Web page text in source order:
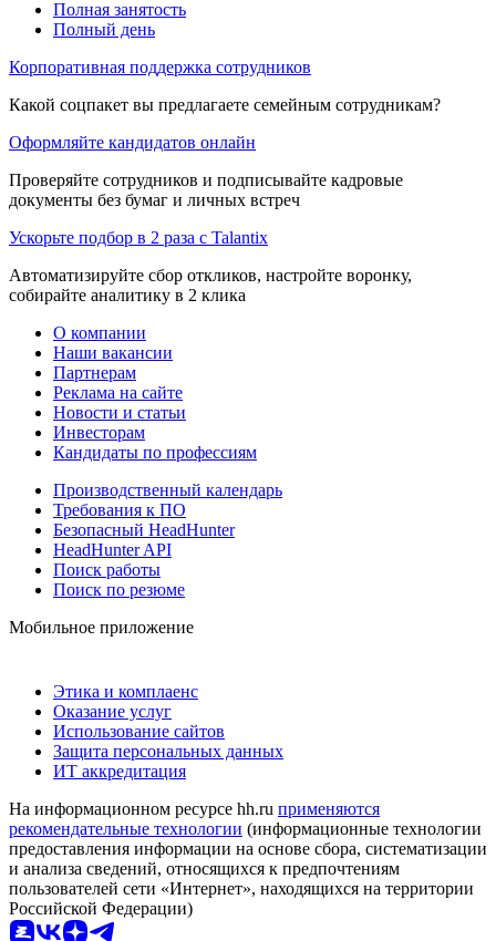
Полная занятость
Полный день
Корпоративная поддержка сотрудников
Какой соцпакет вы предлагаете семейным сотрудникам?
Оформляйте кандидатов онлайн
Проверяйте сотрудников и подписывайте кадровые
документы без бумаг и личных встреч
Ускорьте подбор в 2 раза с Talantix
Автоматизируйте сбор откликов, настройте воронку,
собирайте аналитику в 2 клика
О компании
Наши вакансии
Партнерам
Реклама на сайте
Новости и статьи
Инвесторам
Кандидаты по профессиям
Производственный календарь
Требования к ПО
Безопасный HeadHunter
HeadHunter API
Поиск работы
Поиск по резюме
Мобильное приложение
Этика и комплаенс
Оказание услуг
Использование сайтов
Защита персональных данных
ИТ аккредитация
На информационном ресурсе hh.ru применяются
рекомендательные технологии (информационные технологии
предоставления информации на основе сбора, систематизации
и анализа сведений, относящихся к предпочтениям
пользователей сети «Интернет», находящихся на территории
Российской Федерации)